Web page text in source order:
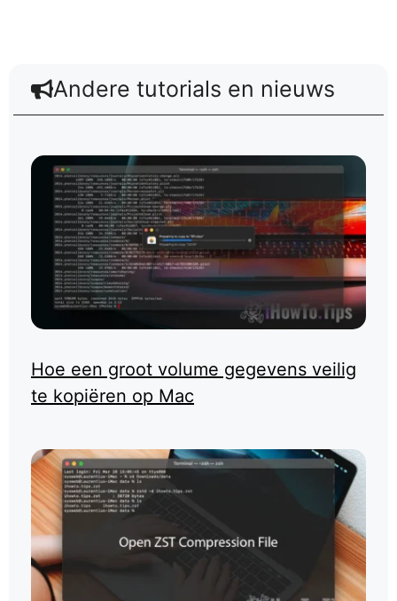
Andere tutorials en nieuws
Hoe een groot volume gegevens veilig
te kopiëren op Mac